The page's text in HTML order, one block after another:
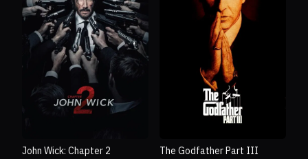
John Wick: Chapter 2 The Godfather Part III